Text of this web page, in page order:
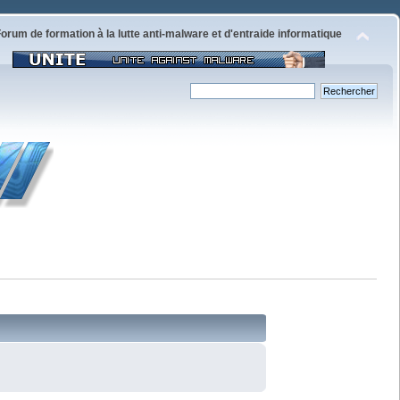
de formation à la lutte anti-malware et d'entraide informatique